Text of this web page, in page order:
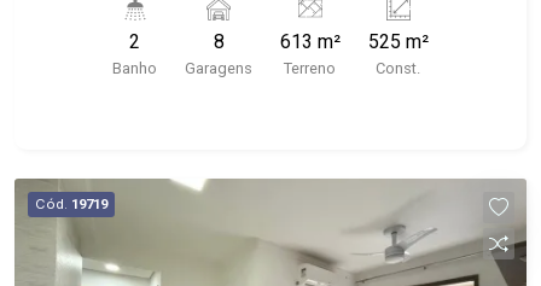
para caminhões; - Câmeras de segurança; -
Alarme/cerca elétrica; - 08 vagas recuadas; - 02
banheiros no total; - Localizado próximo ao
2
Banho
8
Garagens
613 m²
Terreno
525 m²
Const.
Cód. 19719